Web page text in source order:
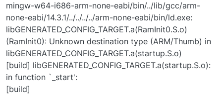
mingw-w64-i686-arm-none-eabi/bin/../lib/gcc/arm-
none-eabi/14.3.1/../../../../arm-none-eabi/bin/ld.exe:
libGENERATED_CONFIG_TARGET.a(RamInit0.S.o)
(RamInit0): Unknown destination type (ARM/Thumb) in
libGENERATED_CONFIG_TARGET.a(startup.S.o)
[build] libGENERATED_CONFIG_TARGET.a(startup.S.o):
in function `_start':
[build]